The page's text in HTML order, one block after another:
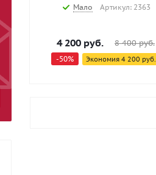
Мало Артикул: 2363
4 200 руб. 8 400руб.
-50% Экономия 4 200 руб.